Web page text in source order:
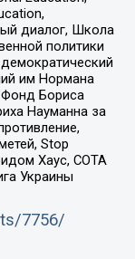
диалог, Школа
политики
им Нормана
Фонд Бориса
Науманна за
Stop
Хаус, СОТА
Украины
7756/